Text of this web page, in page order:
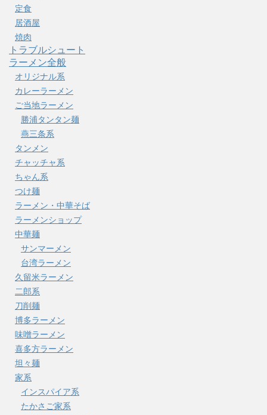
定食
居酒屋
焼肉
トラブルシュート
ラーメン全般
オリジナル系
カレーラーメン
ご当地ラーメン
勝浦タンタン麺
燕三条系
タンメン
チャッチャ系
ちゃん系
つけ麺
ラーメン・中華そば
ラーメンショップ
中華麺
サンマーメン
台湾ラーメン
久留米ラーメン
二郎系
刀削麺
博多ラーメン
味噌ラーメン
喜多方ラーメン
坦々麺
家系
インスパイア系
たかさご家系